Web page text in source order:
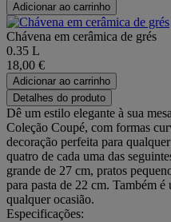
Adicionar ao carrinho
Chávena em cerâmica de grés
0.35 L
18,00 €
Adicionar ao carrinho
Detalhes do produto
Dê um estilo elegante à sua
Coleção Coupé, com formas
decoração perfeita para
quatro de cada uma das
grande de 27 cm, pratos
para pasta de 22 cm. Também
qualquer ocasião.
Especificações: